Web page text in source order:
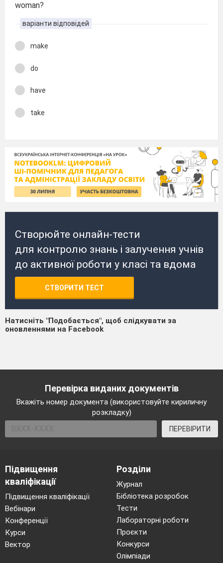
woman?
варіанти відповідей
make
do
have
take
Створюйте онлайн-тести
для контролю знань і залучення учнів
до активної роботи у класі та вдома
СТВОРИТИ ТЕСТ
Натисніть "Подобається", щоб слідкувати за
оновленнями на Facebook
Перевірка виданих документів
Вкажіть номер документа (використовуйте кириличну
розкладку)
ПЕРЕВІРИТИ
Підвищення
кваліфікації
Підвищення кваліфікації
Вебінари
Конференції
Курси
Вектор
Розділи
Журнал
Бібліотека розробок
Тести
Лабораторні роботи
Проєкти
Конкурси
Олімпіади